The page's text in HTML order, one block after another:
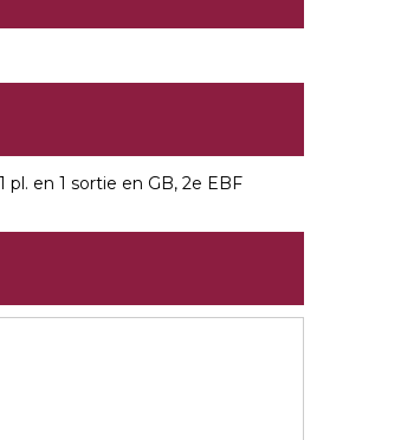
en 1 sortie en GB, 2e EBF